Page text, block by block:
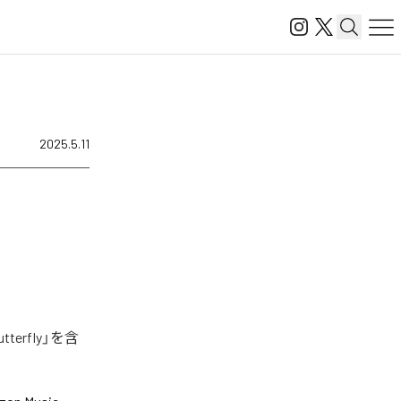
2025.5.11
」を含